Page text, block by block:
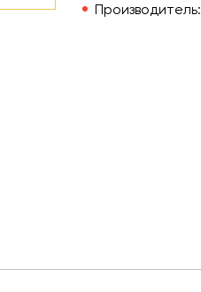
Производитель: